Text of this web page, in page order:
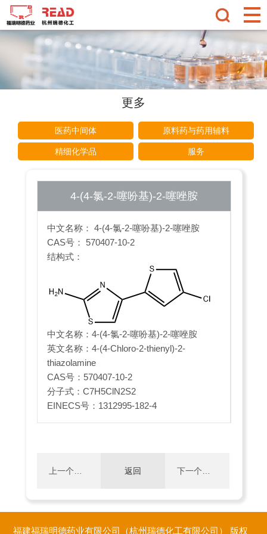
更多
医药中间体 原料药与药用辅料
精细化学品 服务
4-(4-氯-2-噻吩基)-2-噻唑胺
中文名称： 4-(4-氯-2-噻吩基)-2-噻唑胺
CAS号： 570407-10-2
结构式：
中文名称：4-(4-氯-2-噻吩基)-2-噻唑胺
英文名称：4-(4-Chloro-2-thienyl)-2-
thiazolamine
CAS号：570407-10-2
分子式：C7H5ClN2S2
EINECS号：1312995-182-4
上一个： 返回 下一个：
福建福瑞明德药业有限公司（杭州瑞德化工有限公司） 版权